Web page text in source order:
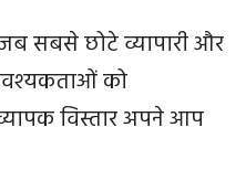
सबसे छोटे व्यापारी और
को
विस्तार अपने आप